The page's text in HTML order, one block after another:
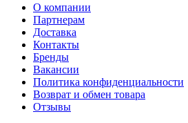
О компании
Партнерам
Доставка
Контакты
Бренды
Вакансии
Политика конфиденциальности
Возврат и обмен товара
Отзывы